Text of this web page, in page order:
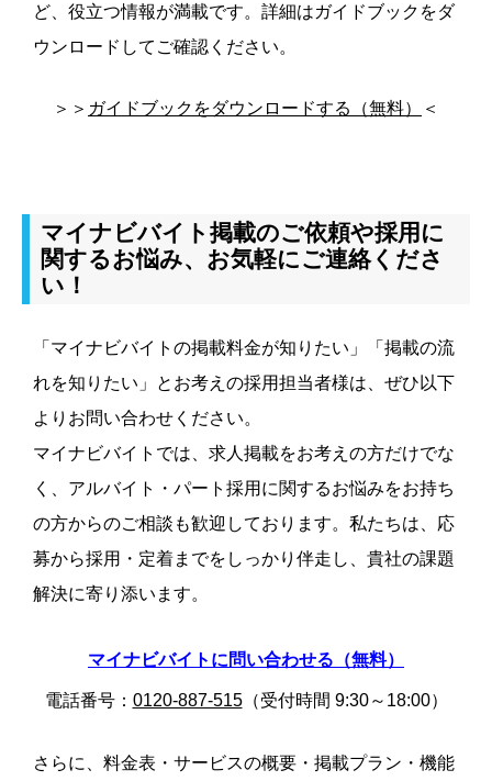
ど、役立つ情報が満載です。詳細はガイドブックをダ
ウンロードしてご確認ください。
＞＞ ガイドブックをダウンロードする（無料） ＜
マイナビバイト掲載のご依頼や採用に
関するお悩み、お気軽にご連絡くださ
い！
「マイナビバイトの掲載料金が知りたい」「掲載の流
れを知りたい」とお考えの採用担当者様は、ぜひ以下
よりお問い合わせください。
マイナビバイトでは、求人掲載をお考えの方だけでな
く、アルバイト・パート採用に関するお悩みをお持ち
の方からのご相談も歓迎しております。私たちは、応
募から採用・定着までをしっかり伴走し、貴社の課題
解決に寄り添います。
マイナビバイトに問い合わせる（無料）
電話番号： 0120-887-515（受付時間 9:30～18:00）
さらに、料金表・サービスの概要・掲載プラン・機能